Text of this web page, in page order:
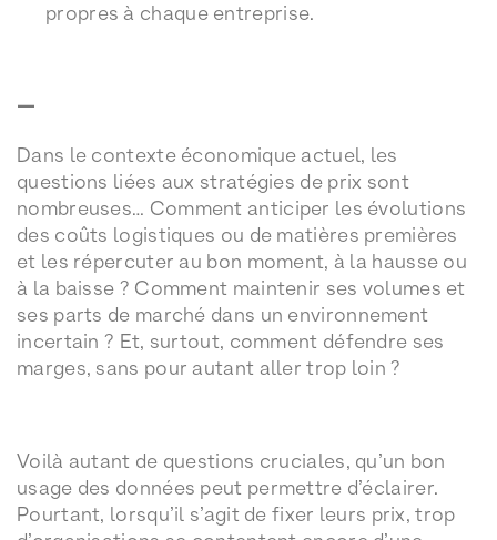
propres à chaque entreprise.
—
Dans le contexte économique actuel, les
questions liées aux stratégies de prix sont
nombreuses… Comment anticiper les évolutions
des coûts logistiques ou de matières premières
et les répercuter au bon moment, à la hausse ou
à la baisse ? Comment maintenir ses volumes et
ses parts de marché dans un environnement
incertain ? Et, surtout, comment défendre ses
marges, sans pour autant aller trop loin ?
Voilà autant de questions cruciales, qu’un bon
usage des données peut permettre d’éclairer.
Pourtant, lorsqu’il s’agit de fixer leurs prix, trop